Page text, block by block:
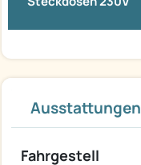
Ausstattungen
Fahrgestell